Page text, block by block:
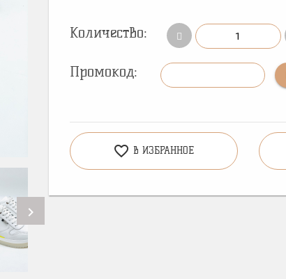
chevron_right
Количество:
Промокод:
favorite_border В ИЗБРАННОЕ